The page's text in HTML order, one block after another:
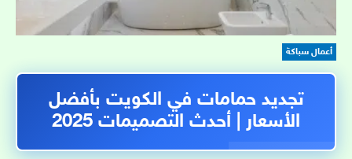
أعمال سباكة
تجديد حمامات في الكويت بأفضل
الأسعار | أحدث التصميمات 2025